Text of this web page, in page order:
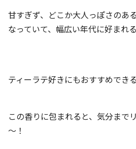
甘すぎず、どこか大人っぽさのあ
なっていて、幅広い年代に好まれ
ティーラテ好きにもおすすめでき
この香りに包まれると、気分まで
～！